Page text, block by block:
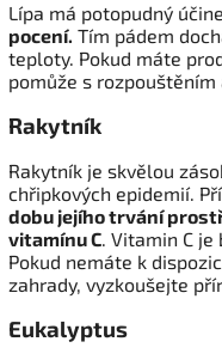
Lípa má potopudný
pocení. Tím pádem
teploty. Pokud máte
pomůže s
Rakytník
Rakytník je skvělou
chřipkových epidemií.
dobu jejího trvání
vitamínu C. Vitamin C
Pokud nemáte k
zahrady, vyzkoušejte
Eukalyptus